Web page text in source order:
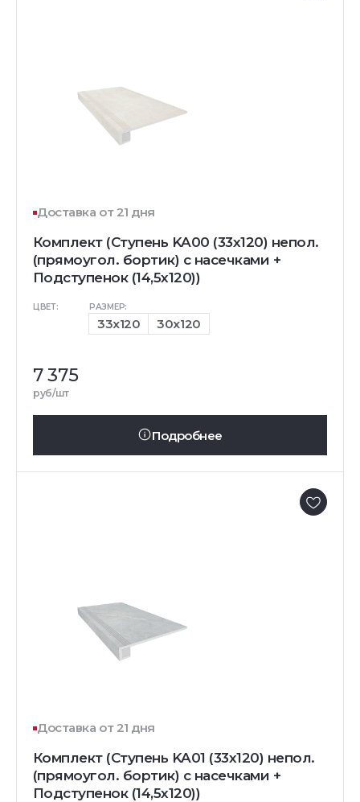
Доставка от 21 дня
Комплект (Ступень KA00 (33x120) непол.
(прямоугол. бортик) с насечками +
Подступенок (14,5x120))
ЦВЕТ: РАЗМЕР:
33x120 30x120
7 375
руб/шт
Подробнее
Доставка от 21 дня
Комплект (Ступень KA01 (33x120) непол.
(прямоугол. бортик) с насечками +
Подступенок (14,5x120))